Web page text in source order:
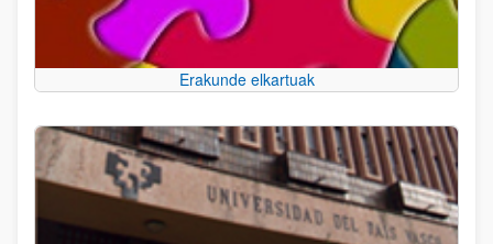
Erakunde elkartuak